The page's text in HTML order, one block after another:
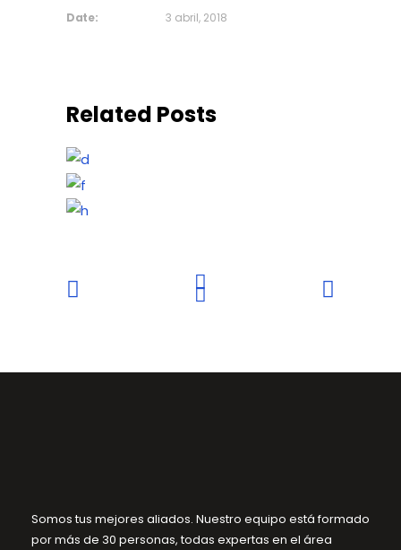
Date:
3 abril, 2018
Related Posts
Somos tus mejores aliados. Nuestro equipo está formado
por más de 30 personas, todas expertas en el área